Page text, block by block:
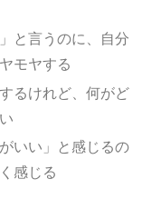
と言うのに、自分
モヤする
るけれど、何がど
いい」と感じるの
感じる